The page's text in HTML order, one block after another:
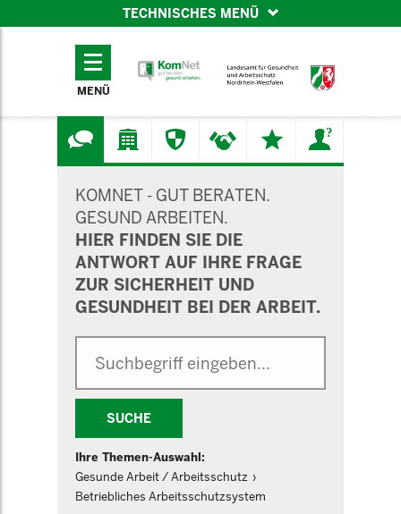
TECHNISCHES MENÜ
TECHNISCHES
MENÜ
KOMNET - GUT BERATEN.
GESUND ARBEITEN.
HIER FINDEN SIE DIE
ANTWORT AUF IHRE FRAGE
ZUR SICHERHEIT UND
GESUNDHEIT BEI DER ARBEIT.
SUCHE
Ihre Themen-Auswahl:
Gesunde Arbeit / Arbeitsschutz
Betriebliches Arbeitsschutzsystem